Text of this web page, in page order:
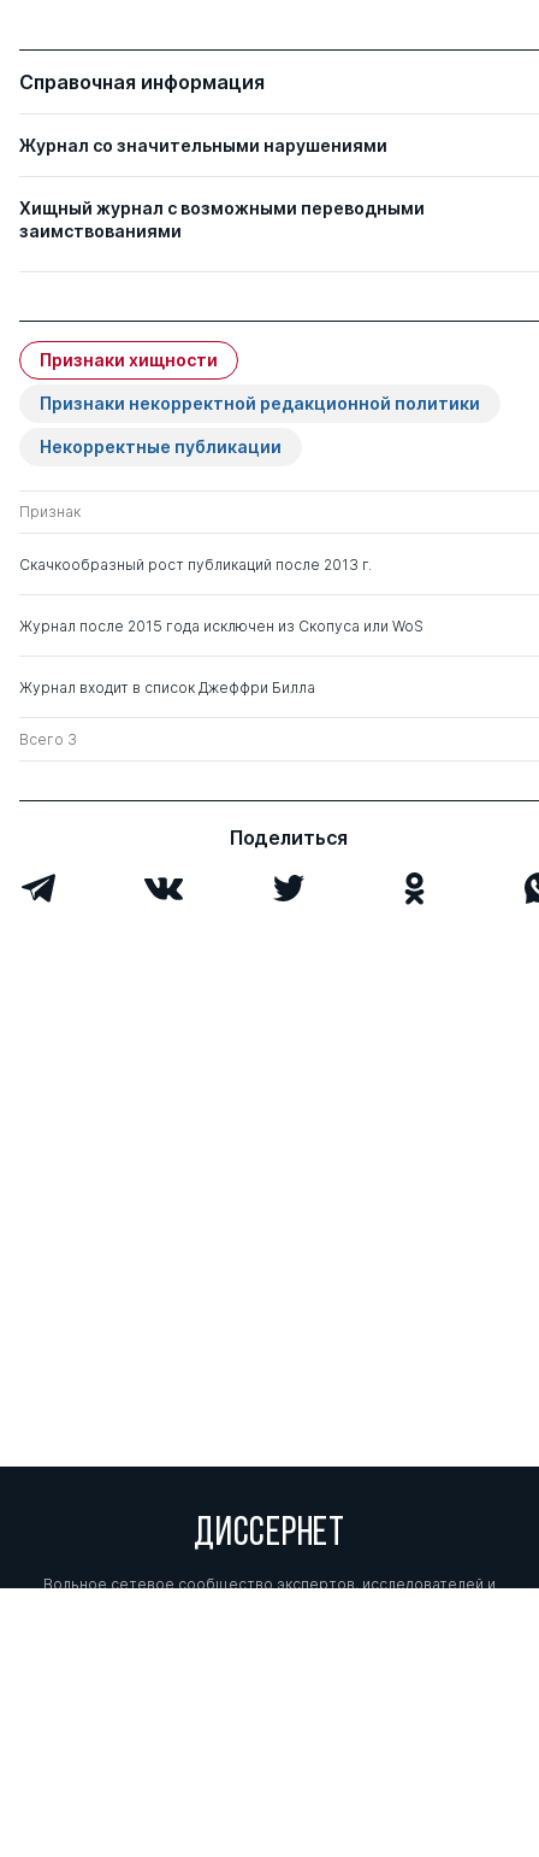
Справочная информация
Журнал со значительными нарушениями
Хищный журнал с возможными переводными
заимствованиями
Признаки хищности
Признаки некорректной редакционной политики
Некорректные публикации
Признак
Скачкообразный рост публикаций после 2013 г.
Журнал после 2015 года исключен из Скопуса или WoS
Журнал входит в список Джеффри Билла
Всего 3
Поделиться
ДИССЕРНЕТ
Вольное сетевое сообщество экспертов, исследователей и